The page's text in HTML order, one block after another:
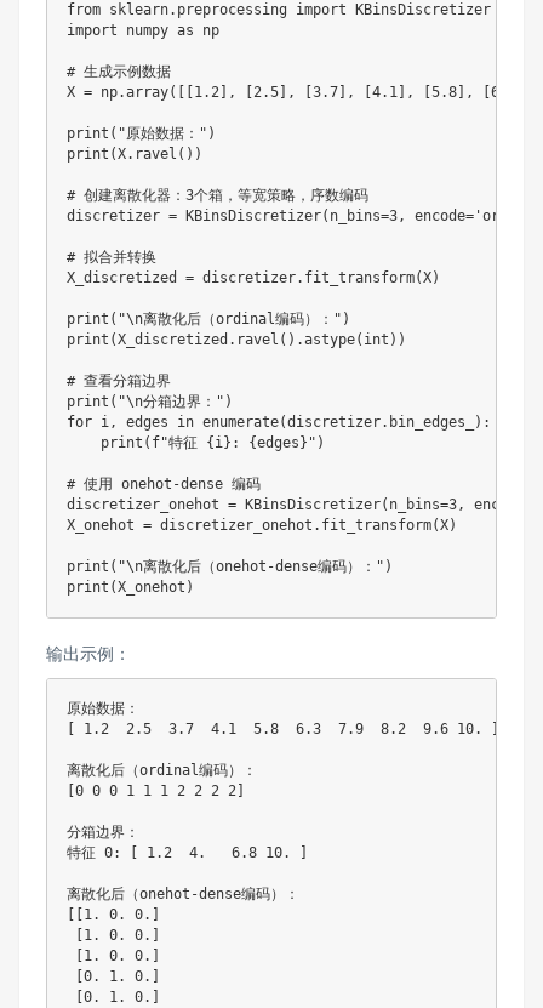
from sklearn. preprocessing import
import numpy as np
# 生成示例数据
X = np.array( 1.2 , 2.5 , 3.7 , 4.1 , 5.8 , 6.3
print ( "原始数据：" )
print (X. ravel ( ) )
# 创建离散化器：3个箱，等宽策略，序数编码
discretizer = KBinsDiscretizer( n_bins=3, encode=
# 拟合并转换
X_discretized = discretizer. fit_transform(X)
print ( "\n离散化后（ordinal编码）：" )
print (X_discretized . ravel ( ) .astype( int ) )
# 查看分箱边界
print ( "\n分箱边界：" )
for i, edges in enumerate(discretizer. bin_edges_ ) :
print ( f"特征 { i} : {edges } " )
# 使用 onehot-dense 编码
discretizer_onehot = KBinsDiscretizer( n_bins=3, encode
X_onehot = discretizer_onehot . fit_transform(X)
print ( "\n离散化后（onehot-dense编码）：" )
print (X_onehot )
输出示例：
1.2 2.5 3.7 4.1 5.8 6.3 7.9 8.2 9.6 10.
0 0 0 1 1 1 2 2 2 2
分箱边界：
特征 0: 1.2 4. 6.8 10.
离散化后（onehot -
1. 0. 0.
1. 0. 0.
1. 0. 0.
0. 1. 0.
0. 1. 0.